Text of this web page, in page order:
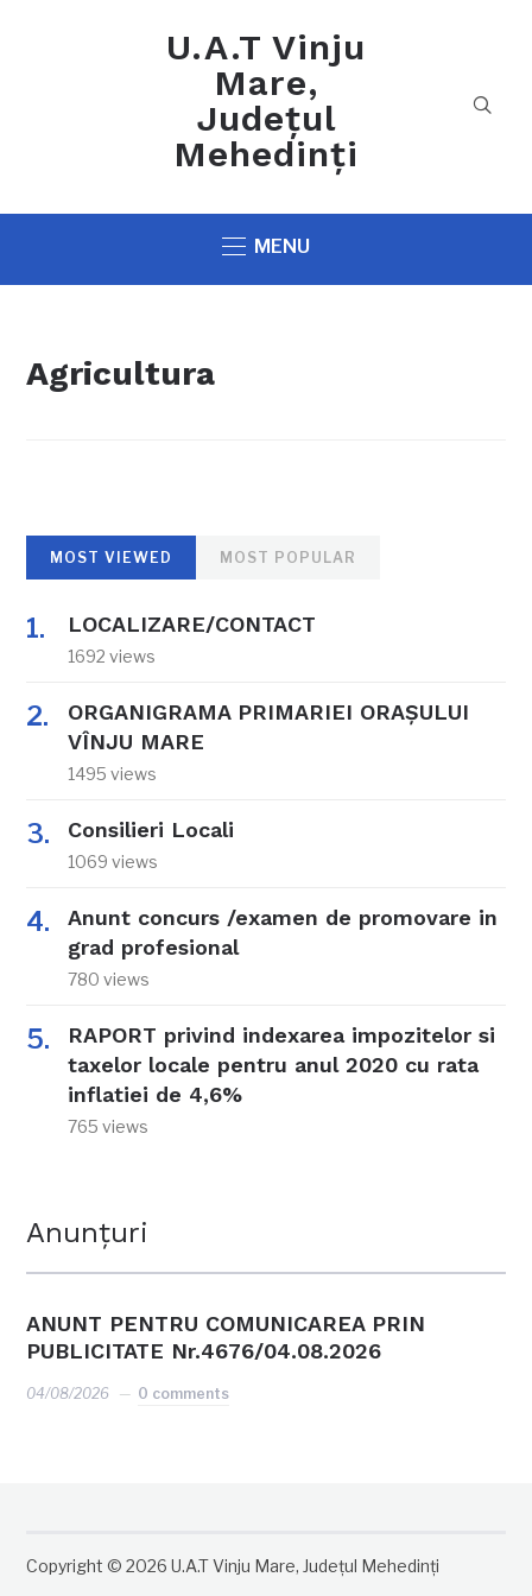
U.A.T Vinju
Mare,
Județul
Mehedinți
MENU
Agricultura
MOST VIEWED MOST POPULAR
LOCALIZARE/CONTACT
1692 views
ORGANIGRAMA PRIMARIEI ORAŞULUI
VÎNJU MARE
1495 views
Consilieri Locali
1069 views
Anunt concurs /examen de promovare in
grad profesional
780 views
RAPORT privind indexarea impozitelor si
taxelor locale pentru anul 2020 cu rata
inflatiei de 4,6%
765 views
Anunțuri
ANUNT PENTRU COMUNICAREA PRIN
PUBLICITATE Nr.4676/04.08.2026
04/08/2026 0 comments
Copyright © 2026 U.A.T Vinju Mare, Județul Mehedinți